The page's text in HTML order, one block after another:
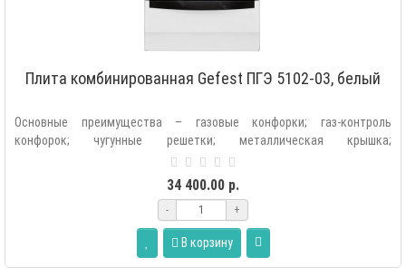
Плита комбинированная Gefest ПГЭ 5102-03, белый
Основные преимущества – газовые конфорки; газ-контроль
конфорок; чугунные решетки; металлическая крышка;
электрический духовой шкаф; ф..
34 400.00 р.
- +
В корзину